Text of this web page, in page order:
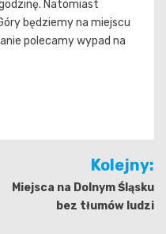
Natomiast
będziemy na miejscu
polecamy wypad na
Kolejny:
Miejsca na Dolnym Śląsku
bez tłumów ludzi